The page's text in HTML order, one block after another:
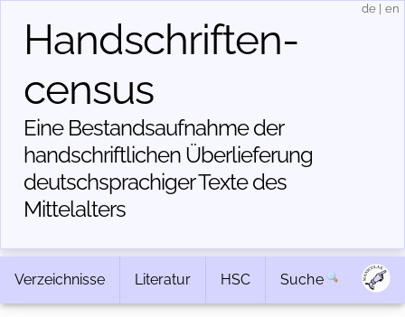
Handschriften­
census
Eine Bestandsaufnahme der
handschriftlichen Über­lieferung
deutschsprachiger Texte des
Mittelalters
de en
Verzeichnisse Literatur HSC Suche